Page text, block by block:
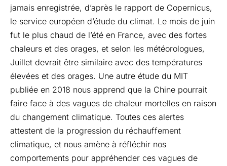
jamais enregistrée, d’après le rapport de Copernicus,
le service européen d’étude du climat. Le mois de juin
fut le plus chaud de l’été en France, avec des fortes
chaleurs et des orages, et selon les météorologues,
Juillet devrait être similaire avec des températures
élevées et des orages. Une autre étude du MIT
publiée en 2018 nous apprend que la Chine pourrait
faire face à des vagues de chaleur mortelles en raison
du changement climatique. Toutes ces alertes
attestent de la progression du réchauffement
climatique, et nous amène à réfléchir nos
comportements pour appréhender ces vagues de